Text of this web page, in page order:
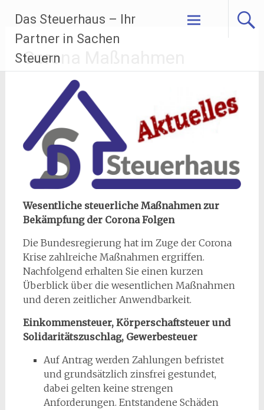
Inhalt
springen
Das Steuerhaus – Ihr
Partner in Sachen
Steuern
Corona Maßnahmen
Wesentliche steuerliche Maßnahmen zur
Bekämpfung der Corona Folgen
Die Bundesregierung hat im Zuge der Corona
Krise zahlreiche Maßnahmen ergriffen.
Nachfolgend erhalten Sie einen kurzen
Überblick über die wesentlichen Maßnahmen
und deren zeitlicher Anwendbarkeit.
Einkommensteuer, Körperschaftsteuer und
Solidaritätszuschlag, Gewerbesteuer
Auf Antrag werden Zahlungen befristet
und grundsätzlich zinsfrei gestundet,
dabei gelten keine strengen
Anforderungen. Entstandene Schäden